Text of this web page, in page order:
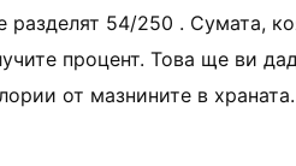
разделят 54/250 . Сумата,
процент. Това ще ви
от мазнините в храната.